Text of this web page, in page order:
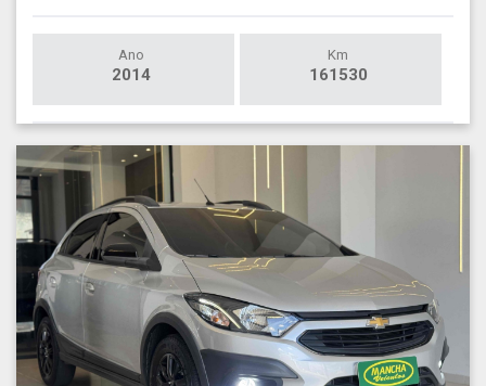
Ano
2014
Km
161530